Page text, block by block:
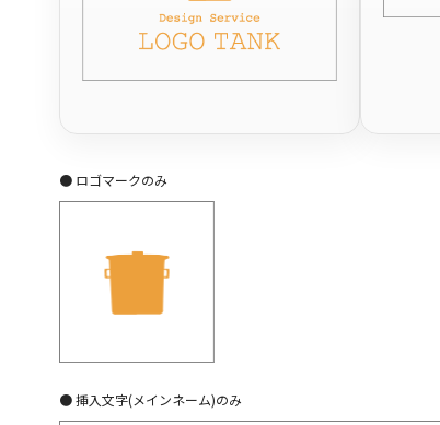
● ロゴマークのみ
● 挿入文字(メインネーム)のみ